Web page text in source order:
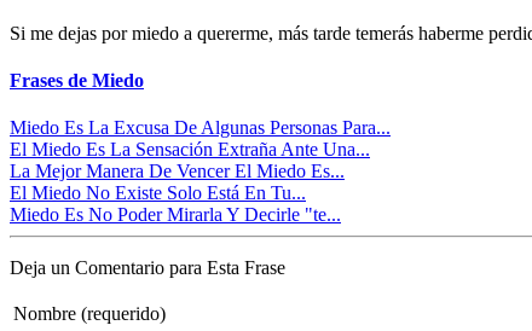
Si me dejas por miedo a quererme, más tarde temerás haberme
Frases de Miedo
Miedo Es La Excusa De Algunas Personas Para...
El Miedo Es La Sensación Extraña Ante Una...
La Mejor Manera De Vencer El Miedo Es...
El Miedo No Existe Solo Está En Tu...
Miedo Es No Poder Mirarla Y Decirle "te...
Deja un Comentario para Esta Frase
Nombre (requerido)